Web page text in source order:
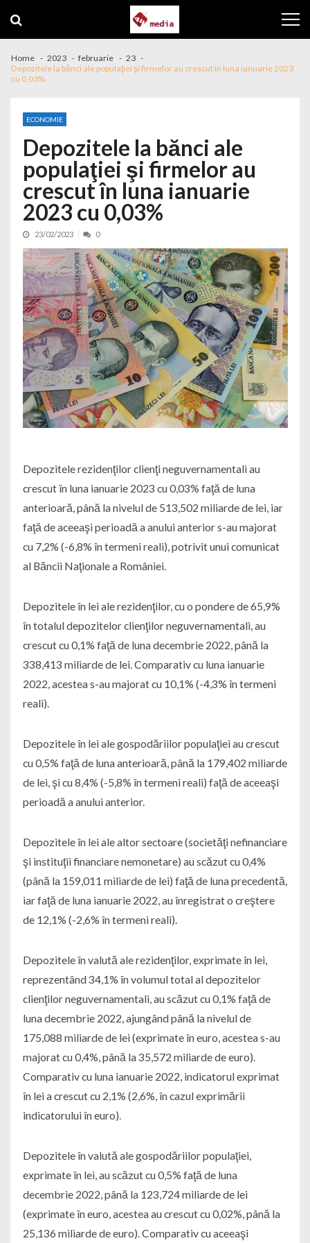
Home 2023 februarie
23
Depozitele la bănci ale populaţiei şi firmelor au crescut în luna ianuarie 2023
cu 0,03%
ECONOMIE
Depozitele la bănci ale
populaţiei şi firmelor au
crescut în luna ianuarie
2023 cu 0,03%
23/02/2023 0
Depozitele rezidenţilor clienţi neguvernamentali au
crescut în luna ianuarie 2023 cu 0,03% faţă de luna
anterioară, până la nivelul de 513,502 miliarde de lei, iar
faţă de aceeaşi perioadă a anului anterior s-au majorat
cu 7,2% (-6,8% în termeni reali), potrivit unui comunicat
al Băncii Naţionale a României.
Depozitele în lei ale rezidenţilor, cu o pondere de 65,9%
în totalul depozitelor clienţilor neguvernamentali, au
crescut cu 0,1% faţă de luna decembrie 2022, până la
338,413 miliarde de lei. Comparativ cu luna ianuarie
2022, acestea s-au majorat cu 10,1% (-4,3% în termeni
reali).
Depozitele în lei ale gospodăriilor populaţiei au crescut
cu 0,5% faţă de luna anterioară, până la 179,402 miliarde
de lei, şi cu 8,4% (-5,8% în termeni reali) faţă de aceeaşi
perioadă a anului anterior.
Depozitele în lei ale altor sectoare (societăţi nefinanciare
şi instituţii financiare nemonetare) au scăzut cu 0,4%
(până la 159,011 miliarde de lei) faţă de luna precedentă,
iar faţă de luna ianuarie 2022, au înregistrat o creştere
de 12,1% (-2,6% în termeni reali).
Depozitele în valută ale rezidenţilor, exprimate în lei,
reprezentând 34,1% în volumul total al depozitelor
clienţilor neguvernamentali, au scăzut cu 0,1% faţă de
luna decembrie 2022, ajungând până la nivelul de
175,088 miliarde de lei (exprimate în euro, acestea s-au
majorat cu 0,4%, până la 35,572 miliarde de euro).
Comparativ cu luna ianuarie 2022, indicatorul exprimat
în lei a crescut cu 2,1% (2,6%, în cazul exprimării
indicatorului în euro).
Depozitele în valută ale gospodăriilor populaţiei,
exprimate în lei, au scăzut cu 0,5% faţă de luna
decembrie 2022, până la 123,724 miliarde de lei
(exprimate în euro, acestea au crescut cu 0,02%, până la
25,136 miliarde de euro). Comparativ cu aceeaşi